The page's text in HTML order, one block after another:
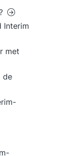
Interim
met
de